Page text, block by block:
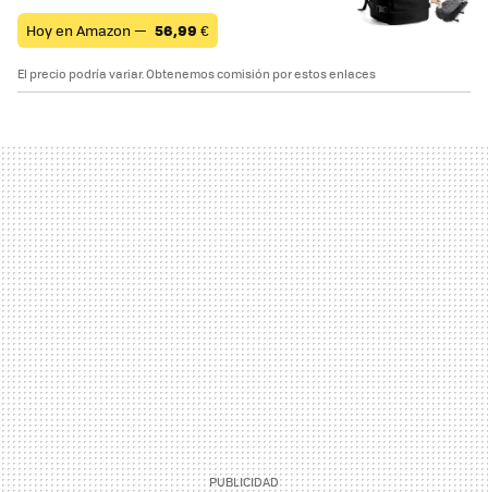
Hoy en Amazon — 56,99 €
El precio podría variar. Obtenemos comisión por estos enlaces